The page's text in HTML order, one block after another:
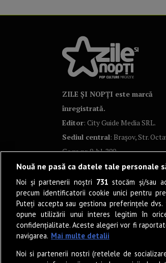
ZILE ȘI NOPȚI este marcă
înregistrată.
Editor: City Guide Media SRL.
Sediul central: Brașov, Str.
Goga nr. 9, bl. 290
Nouă ne pasă ca datele tale personale
Noi și partenerii noștri 731 stocăm și/sau
precum identificatorii cookie unici pentru
Puteți accepta sau gestiona preferințele
opune utilizării unui interes legitim în
confidențialitate. Aceste alegeri vor fi
navigarea. Mai multe detalii
Noi si partenerii nostri (retelele de